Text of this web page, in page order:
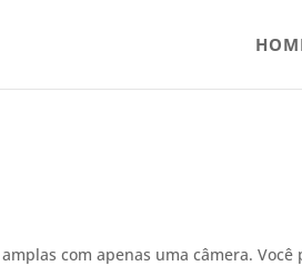
com apenas uma câmera.